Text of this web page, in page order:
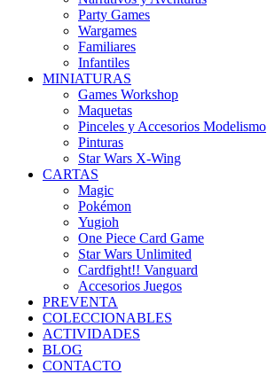
Party Games
Wargames
Familiares
Infantiles
MINIATURAS
Games Workshop
Maquetas
Pinceles y Accesorios Modelismo
Pinturas
Star Wars X-Wing
CARTAS
Magic
Pokémon
Yugioh
One Piece Card Game
Star Wars Unlimited
Cardfight!! Vanguard
Accesorios Juegos
PREVENTA
COLECCIONABLES
ACTIVIDADES
BLOG
CONTACTO